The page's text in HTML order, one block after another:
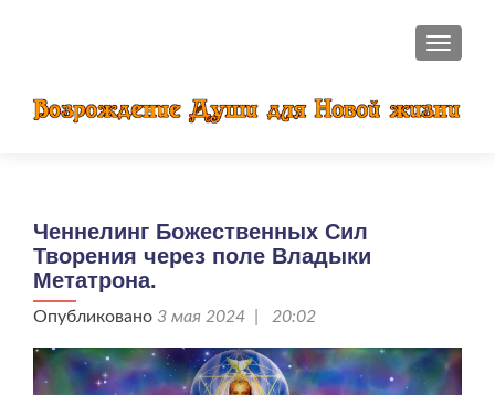
Ченнелинг Божественных Сил
Творения через поле Владыки
Метатрона.
Опубликовано 3 мая 2024 | 20:02